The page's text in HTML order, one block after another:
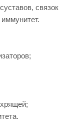
связок